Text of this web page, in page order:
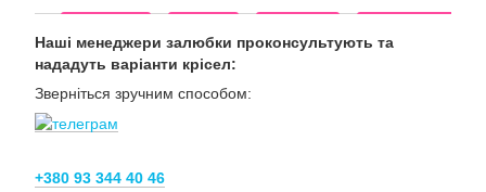
Наші менеджери залюбки проконсультують та
нададуть варіанти крісел:
Зверніться зручним способом:
+380 93 344 40 46